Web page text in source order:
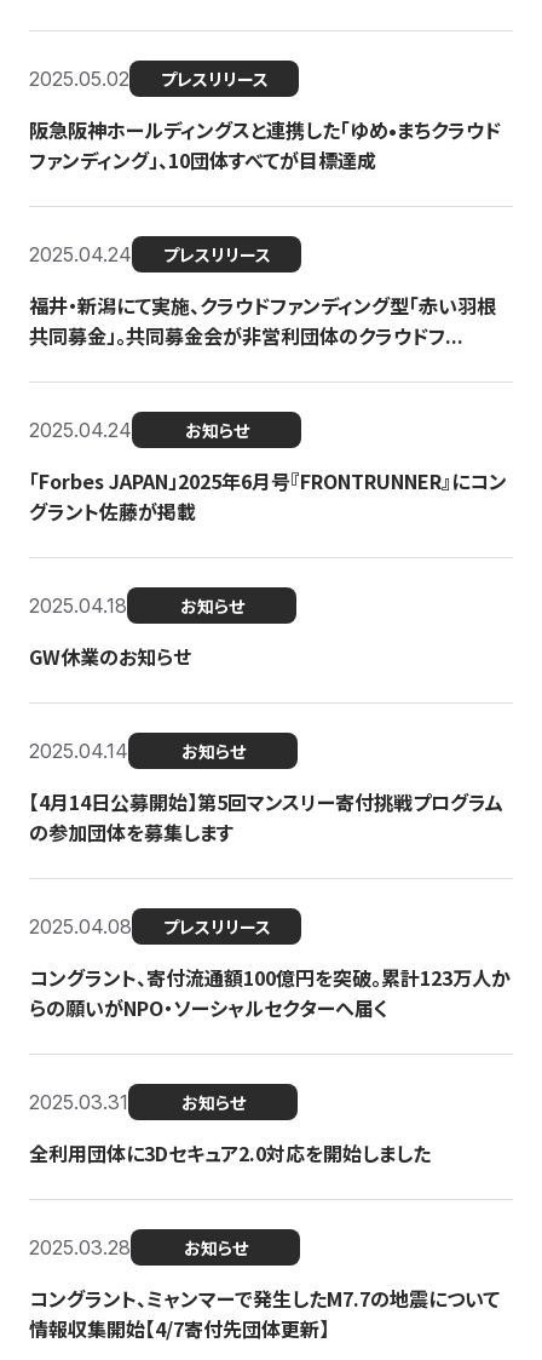
2025.05.02 プレスリリース
阪急阪神ホールディングスと連携した「ゆめ•まちクラウド
ファンディング」、10団体すべてが目標達成
2025.04.24 プレスリリース
福井・新潟にて実施、クラウドファンディング型「赤い羽根
共同募金」。共同募金会が非営利団体のクラウドフ...
2025.04.24 お知らせ
「Forbes JAPAN」2025年6月号『FRONTRUNNER』にコン
グラント佐藤が掲載
2025.04.18 お知らせ
GW休業のお知らせ
2025.04.14 お知らせ
【4月14日公募開始】第5回マンスリー寄付挑戦プログラム
の参加団体を募集します
2025.04.08 プレスリリース
コングラント、寄付流通額100億円を突破。累計123万人か
らの願いがNPO・ソーシャルセクターへ届く
2025.03.31 お知らせ
全利用団体に3Dセキュア2.0対応を開始しました
2025.03.28 お知らせ
コングラント、ミャンマーで発生したM7.7の地震について
情報収集開始【4/7寄付先団体更新】